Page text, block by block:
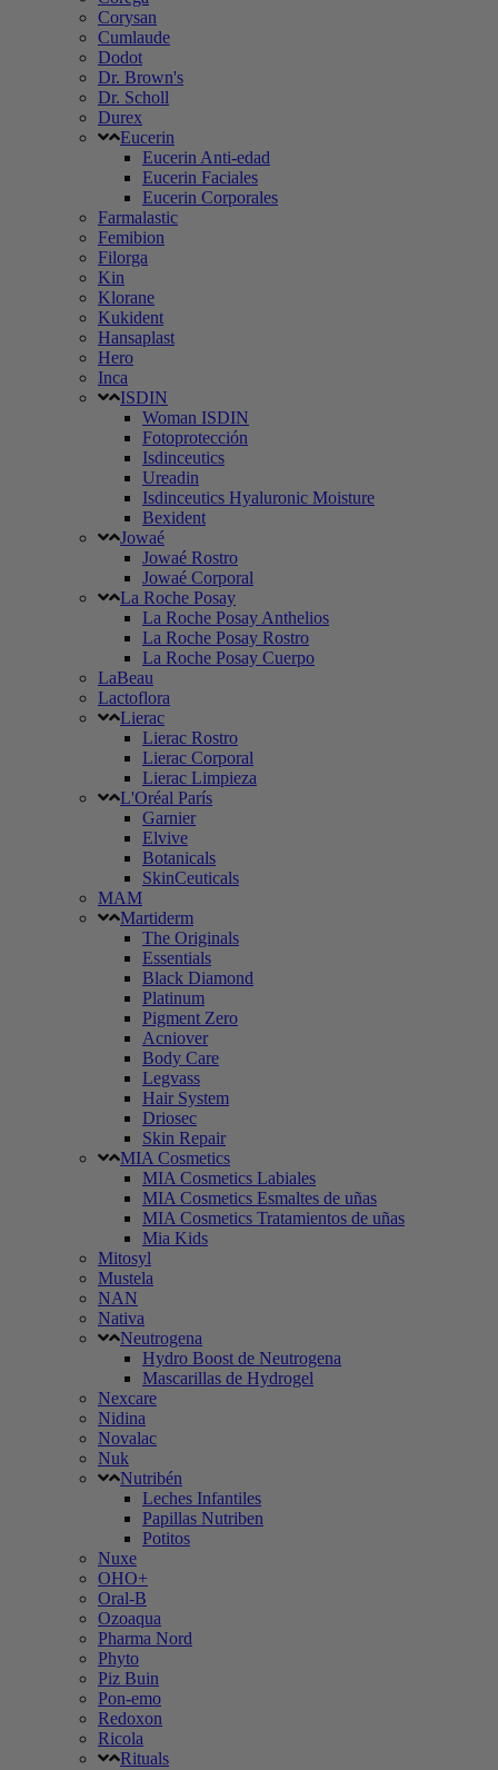
Corysan
Cumlaude
Dodot
Dr. Brown's
Dr. Scholl
Durex
Eucerin
Eucerin Anti-edad
Eucerin Faciales
Eucerin Corporales
Farmalastic
Femibion
Filorga
Kin
Klorane
Kukident
Hansaplast
Hero
Inca
ISDIN
Woman ISDIN
Fotoprotección
Isdinceutics
Ureadin
Isdinceutics Hyaluronic Moisture
Bexident
Jowaé
Jowaé Rostro
Jowaé Corporal
La Roche Posay
La Roche Posay Anthelios
La Roche Posay Rostro
La Roche Posay Cuerpo
LaBeau
Lactoflora
Lierac
Lierac Rostro
Lierac Corporal
Lierac Limpieza
L'Oréal París
Garnier
Elvive
Botanicals
SkinCeuticals
MAM
Martiderm
The Originals
Essentials
Black Diamond
Platinum
Pigment Zero
Acniover
Body Care
Legvass
Hair System
Driosec
Skin Repair
MIA Cosmetics
MIA Cosmetics Labiales
MIA Cosmetics Esmaltes de uñas
MIA Cosmetics Tratamientos de uñas
Mia Kids
Mitosyl
Mustela
NAN
Nativa
Neutrogena
Hydro Boost de Neutrogena
Mascarillas de Hydrogel
Nexcare
Nidina
Novalac
Nuk
Nutribén
Leches Infantiles
Papillas Nutriben
Potitos
Nuxe
OHO+
Oral-B
Ozoaqua
Pharma Nord
Phyto
Piz Buin
Pon-emo
Redoxon
Ricola
Rituals